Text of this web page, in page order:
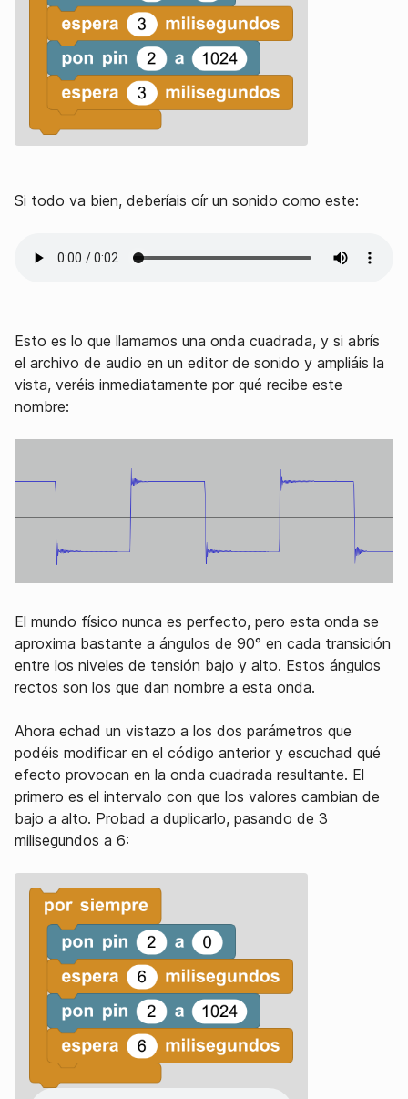
Si todo va bien, deberíais oír un sonido como este:
Esto es lo que llamamos una onda cuadrada, y si abrís
el archivo de audio en un editor de sonido y ampliáis la
vista, veréis inmediatamente por qué recibe este
nombre:
El mundo físico nunca es perfecto, pero esta onda se
aproxima bastante a ángulos de 90° en cada transición
entre los niveles de tensión bajo y alto. Estos ángulos
rectos son los que dan nombre a esta onda.
Ahora echad un vistazo a los dos parámetros que
podéis modificar en el código anterior y escuchad qué
efecto provocan en la onda cuadrada resultante. El
primero es el intervalo con que los valores cambian de
bajo a alto. Probad a duplicarlo, pasando de 3
milisegundos a 6: